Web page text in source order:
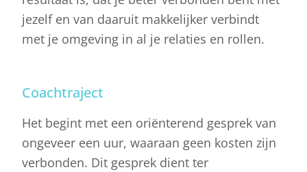
jezelf en van daaruit makkelijker verbindt
met je omgeving in al je relaties en rollen.
Coachtraject
Het begint met een oriënterend gesprek van
ongeveer een uur, waaraan geen kosten zijn
verbonden. Dit gesprek dient ter